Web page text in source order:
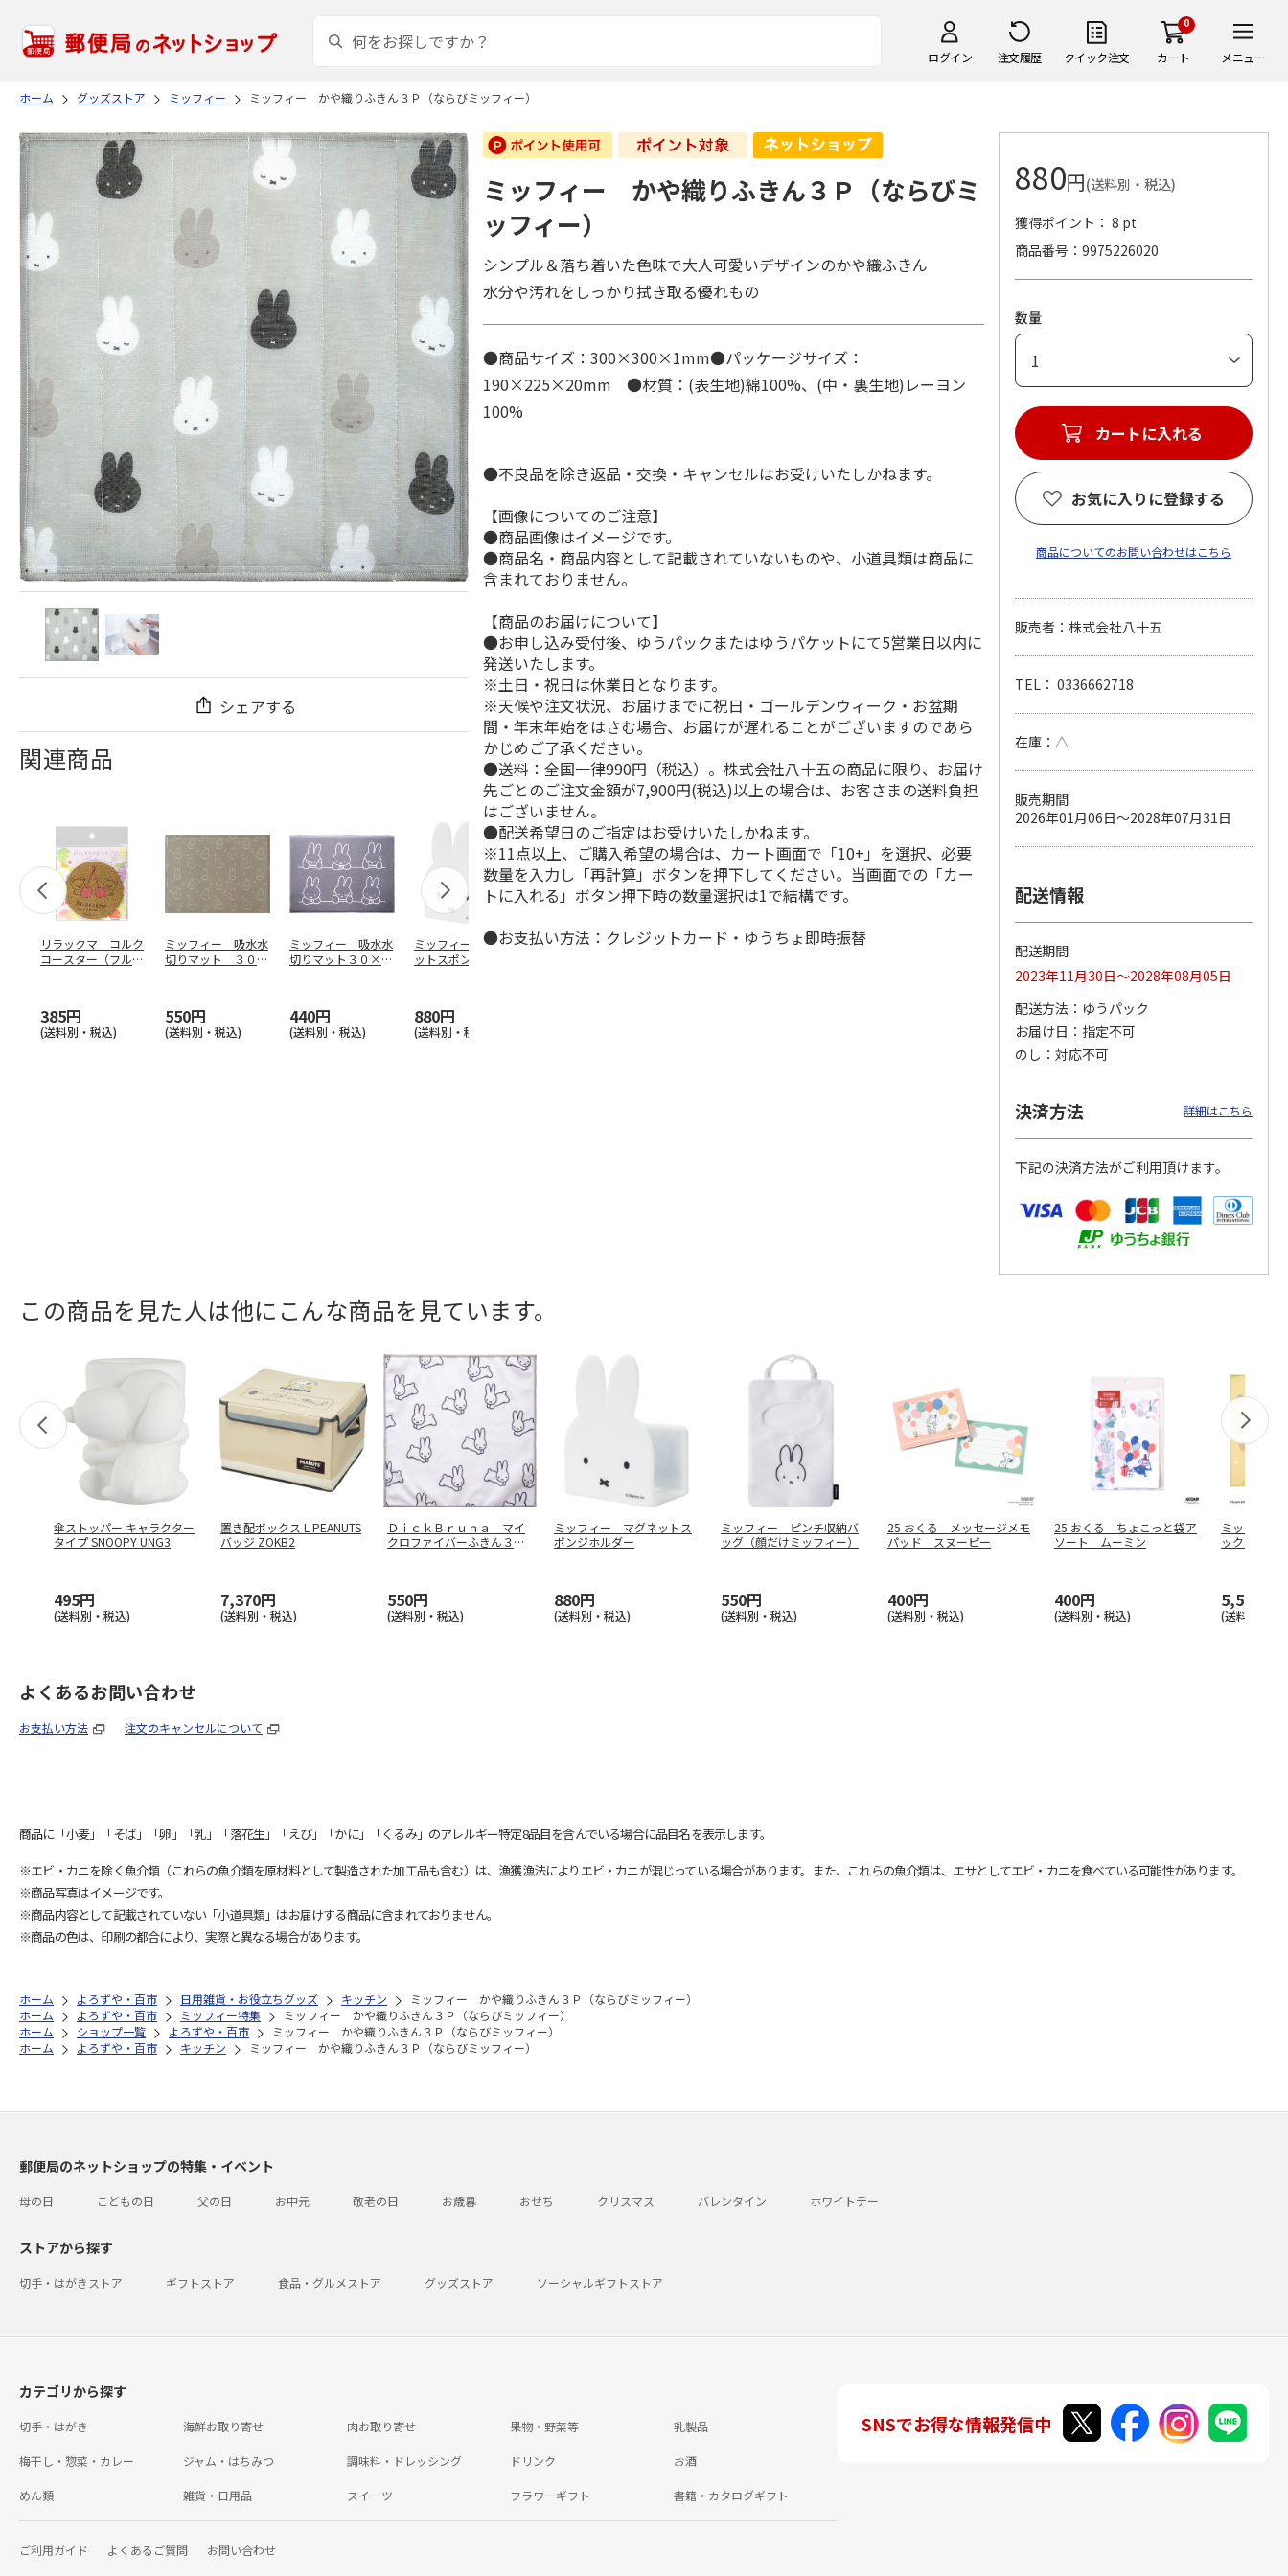
ログイン 注文履歴 クイック注文
0
カート メニュー
ホーム グッズストア ミッフィー ミッフィー かや織りふきん３Ｐ（ならびミッフィー）
シェアする
関連商品
リラックマ コルク
コースター（フルー
385円
(送料別・税込)
ミッフィー 吸水水
切りマット ３０×
550円
(送料別・税込)
ミッフィー 吸水水
切りマット３０×４
440円
(送料別・税込)
ミッフィー マグネ
ットスポンジホルダ
880円
(送料別・税込)
残った麺スープ固め
ミッフィー ＤＢ
大容量アルコールデ
ミッフィー マイク
ロファイバーふきん
３Ｐ ３０×３０
550円
(送料別・税込)
フィーとダーン）
ミッフィー かや織りふきん３Ｐ（ならびミ
ッフィー）
シンプル＆落ち着いた色味で大人可愛いデザインのかや織ふきん
水分や汚れをしっかり拭き取る優れもの
●商品サイズ：300×300×1mm●パッケージサイズ：
190×225×20mm ●材質：(表生地)綿100%、(中・裏生地)レーヨン
100%
●不良品を除き返品・交換・キャンセルはお受けいたしかねます。
【画像についてのご注意】
●商品画像はイメージです。
●商品名・商品内容として記載されていないものや、小道具類は商品に
含まれておりません。
【商品のお届けについて】
●お申し込み受付後、ゆうパックまたはゆうパケットにて5営業日以内に
発送いたします。
※土日・祝日は休業日となります。
※天候や注文状況、お届けまでに祝日・ゴールデンウィーク・お盆期
間・年末年始をはさむ場合、お届けが遅れることがございますのであら
かじめご了承ください。
●送料：全国一律990円（税込）。株式会社八十五の商品に限り、お届け
先ごとのご注文金額が7,900円(税込)以上の場合は、お客さまの送料負担
はございません。
●配送希望日のご指定はお受けいたしかねます。
※11点以上、ご購入希望の場合は、カート画面で「10+」を選択、必要
数量を入力し「再計算」ボタンを押下してください。当画面での「カー
トに入れる」ボタン押下時の数量選択は1で結構です。
●お支払い方法：クレジットカード・ゆうちょ即時振替
880円(送料別・税込)
獲得ポイント： 8 pt
商品番号
9975226020
数量
カートに入れる
お気に入りに登録する
商品についてのお問い合わせはこちら
販売者：株式会社八十五
TEL： 0336662718
在庫：△
販売期間
2026年01月06日～2028年07月31日
配送情報
配送期間
2023年11月30日～2028年08月05日
配送方法
ゆうパック
お届け日
指定不可
のし
対応不可
決済方法 詳細はこちら
下記の決済方法がご利用頂けます。
この商品を見た人は他にこんな商品を見ています。
傘ストッパー キャラクター
タイプ SNOOPY UNG3
495円
(送料別・税込)
置き配ボックス L PEANUTS
バッジ ZOKB2
7,370円
(送料別・税込)
ＤｉｃｋＢｒｕｎａ マイ
クロファイバーふきん３
550円
(送料別・税込)
ミッフィー マグネットス
ポンジホルダー
880円
(送料別・税込)
ミッフィー ピンチ収納バ
ッグ（顔だけミッフィー）
550円
(送料別・税込)
25 おくる メッセージメモ
パッド スヌーピー
400円
(送料別・税込)
25 おくる ちょこっと袋ア
ソート ムーミン
400円
(送料別・税込)
ミッフィー
ックスセッ
5,500円
(送料別・税
よくあるお問い合わせ
お支払い方法 注文のキャンセルについて
商品に「小麦」「そば」「卵」「乳」「落花生」「えび」「かに」「くるみ」のアレルギー特定8品目を含んでいる場合に品目名を表示します。
※エビ・カニを除く魚介類（これらの魚介類を原材料として製造された加工品も含む）は、漁獲漁法によりエビ・カニが混じっている場合があります。また、これらの魚介類は、エサとしてエビ・カニを食べている可能性があります。
※商品写真はイメージです。
※商品内容として記載されていない「小道具類」はお届けする商品に含まれておりません。
※商品の色は、印刷の都合により、実際と異なる場合があります。
ホーム よろずや・百市 日用雑貨・お役立ちグッズ キッチン
ミッフィー かや織りふきん３Ｐ（ならびミッフィー）
ホーム
よろずや・百市 ミッフィー特集
ミッフィー かや織りふきん３Ｐ（ならびミッフィー）
ホーム
ショップ一覧 よろずや・百市
ミッフィー かや織りふきん３Ｐ（ならびミッフィー）
ホーム
よろずや・百市 キッチン ミッフィー かや織りふきん３Ｐ（ならびミッフィー）
郵便局のネットショップの特集・イベント
母の日 こどもの日 父の日 お中元 敬老の日 お歳暮 おせち クリスマス バレンタイン ホワイトデー
ストアから探す
切手・はがきストア ギフトストア 食品・グルメストア グッズストア ソーシャルギフトストア
カテゴリから探す
切手・はがき 海鮮お取り寄せ 肉お取り寄せ 果物・野菜等 乳製品
梅干し・惣菜・カレー ジャム・はちみつ 調味料・ドレッシング ドリンク お酒
めん類 雑貨・日用品 スイーツ フラワーギフト 書籍・カタログギフト
ご利用ガイド よくあるご質問 お問い合わせ
SNSでお得な情報発信中